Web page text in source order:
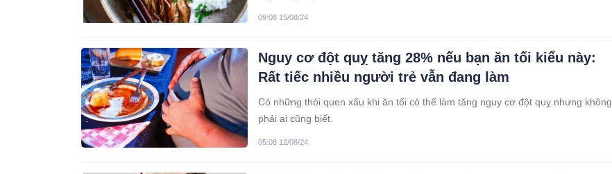
09:08 15/08/24
Nguy cơ đột quỵ tăng 28% nếu bạn ăn tối kiểu này:
Rất tiếc nhiều người trẻ vẫn đang làm
Có những thói quen xấu khi ăn tối có thể làm tăng nguy cơ đột quỵ nhưng không
phải ai cũng biết.
05:08 12/08/24